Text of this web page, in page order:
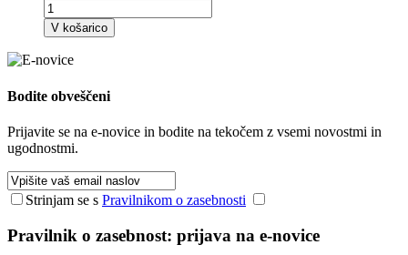
V košarico
Bodite obveščeni
Prijavite se na e-novice in bodite na tekočem z vsemi novostmi in
ugodnostmi.
Strinjam se s Pravilnikom o zasebnosti
Pravilnik o zasebnost: prijava na e-novice